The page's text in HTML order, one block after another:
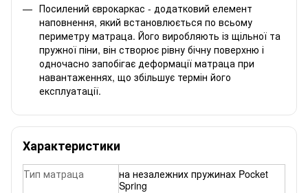
Посилений єврокаркас - додатковий елемент
наповнення, який встановлюється по всьому
периметру матраца. Його виробляють із щільної та
пружної піни, він створює рівну бічну поверхню і
одночасно запобігає деформації матраца при
навантаженнях, що збільшує термін його
експлуатації.
Характеристики
Тип матраца
на незалежних пружинах Pocket
Spring